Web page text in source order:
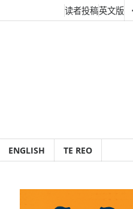
读者投稿英文版
ENGLISH TE REO